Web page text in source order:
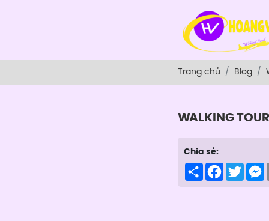
Trang chủ Blog
WALKING TOUR
Chia sẻ:
ShareFacebook